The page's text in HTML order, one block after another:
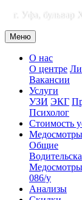
г. Уфа, бульвар
Меню
О нас
О центре
Вакансии
Услуги
УЗИ ЭКГ
Психолог
Стоимость
Медосмотры
Общие
Медосмотры
086/у
Анализы